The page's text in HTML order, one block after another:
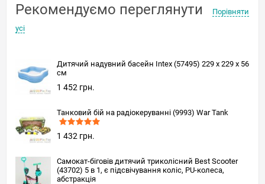
Рекомендуємо переглянути
Порівняти
усі
Дитячий надувний басейн Intex (57495) 229 х 229 x 56
см
1 452 грн.
Танковий бій на радіокеруванні (9993) War Tank
1 432 грн.
Самокат-біговів дитячий триколісний Best Scooter
(43702) 5 в 1, є підсвічування коліс, PU-колеса,
абстракція